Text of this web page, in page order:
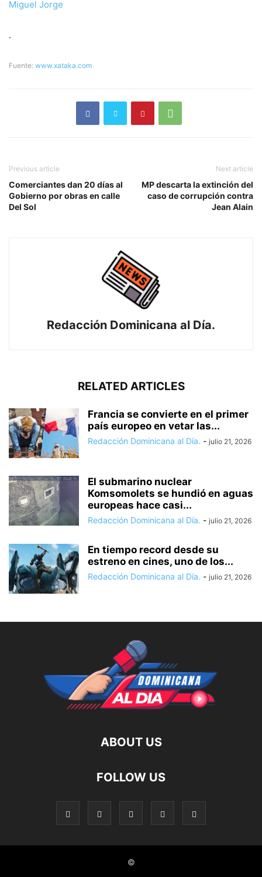
Miguel Jorge
.
Fuente: www.xataka.com
Previous article
Comerciantes dan 20 días al
Gobierno por obras en calle
Del Sol
Next article
MP descarta la extinción del
caso de corrupción contra
Jean Alain
Redacción Dominicana al Día.
RELATED ARTICLES
Francia se convierte en el primer
país europeo en vetar las...
Redacción Dominicana al Día. - julio 21, 2026
El submarino nuclear
Komsomolets se hundió en aguas
europeas hace casi...
Redacción Dominicana al Día. - julio 21, 2026
En tiempo record desde su
estreno en cines, uno de los...
Redacción Dominicana al Día. - julio 21, 2026
ABOUT US
FOLLOW US
©